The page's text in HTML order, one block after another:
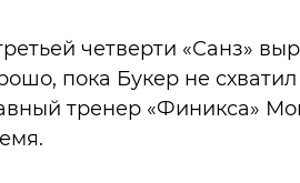
четверти «Санз»
пока Букер не
тренер «Финикса»